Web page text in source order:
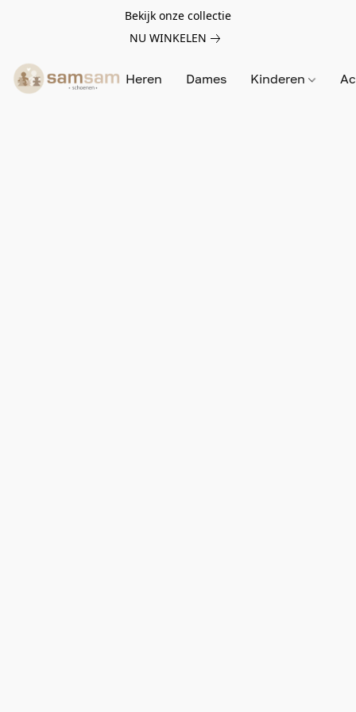
Bekijk onze collectie
NU WINKELEN
Heren Dames Kinderen